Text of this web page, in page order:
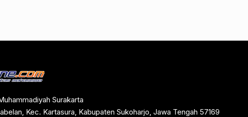
Surakarta
Kec. Kartasura, Kabupaten Sukoharjo, Jawa Tengah 57169